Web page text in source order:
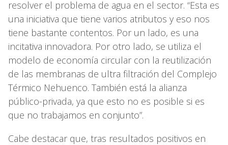
resolver el problema de agua en el sector. “Esta es
una iniciativa que tiene varios atributos y eso nos
tiene bastante contentos. Por un lado, es una
incitativa innovadora. Por otro lado, se utiliza el
modelo de economía circular con la reutilización
de las membranas de ultra filtración del Complejo
Térmico Nehuenco. También está la alianza
público-privada, ya que esto no es posible si es
que no trabajamos en conjunto”.
Cabe destacar que, tras resultados positivos en